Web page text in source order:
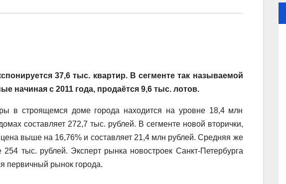
37,6 тыс. квартир. В сегменте так называемой
начиная с 2011 года, продаётся 9,6 тыс. лотов.
в строящемся доме города находится на уровне 18,4 млн
составляет 272,7 тыс. рублей. В сегменте новой вторички,
выше на 16,76% и составляет 21,4 млн рублей. Средняя же
тыс. рублей. Эксперт рынка новостроек Санкт-Петербурга
первичный рынок города.